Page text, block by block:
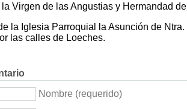
Virgen de las Angustias y Hermandad
la Iglesia Parroquial la Asunción de
las calles de Loeches.
Nombre (requerido)